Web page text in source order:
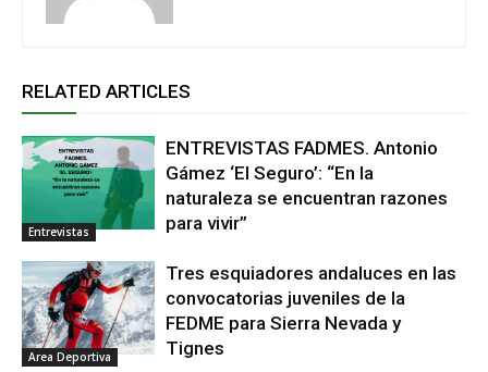
RELATED ARTICLES
Entrevistas
ENTREVISTAS FADMES. Antonio
Gámez ‘El Seguro’: “En la
naturaleza se encuentran razones
para vivir”
Area Deportiva
Tres esquiadores andaluces en las
convocatorias juveniles de la
FEDME para Sierra Nevada y
Tignes